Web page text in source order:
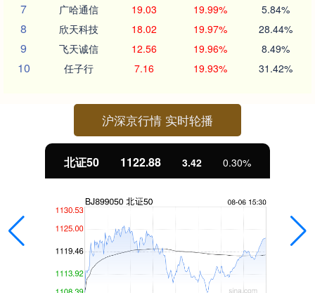
7 广哈通信 19.03 19.99% 5.84%
8 欣天科技 18.02 19.97% 28.44%
9 飞天诚信 12.56 19.96% 8.49%
10 任子行 7.16 19.93% 31.42%
沪深京行情 实时轮播
北证50 1122.88 3.42 0.30%